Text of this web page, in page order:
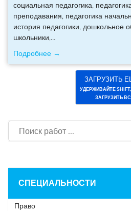
социальная педагогика,
преподавания, педагогика
история педагогики, дошкольное
школьники,…
Подробнее →
ЗАГРУЗИТЬ
УДЕРЖИВАЙТЕ
ЗАГРУЗИТЬ
СПЕЦИАЛЬНОСТИ
Право